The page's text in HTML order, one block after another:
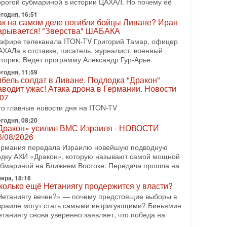
2026, 17:50
голос» Израиля: кто заберет его на этот
русскоязычных репатриантов не раз кардинально
политический ландшафт Израиля. Достаточно
взлет партии «Исраэль ба-алия», когда
2026, 17:00
закрытых дверей: о чём на самом деле
Трамп и Нетаньяху?
визит премьер-министра Израиля Биньямина
в США и его встреча с Дональдом Трампом
больше вопросов, чем ответов. Полная
07-2026, 15:18
готовит покушение на Нетаниягу! Трамп не
эскалации, но КСИР готовит взрыв!
телеканала ITON-TV СЕРГЕЙ МИГДАЛЬ,
по вопросам безопасности, офицер запаса
управления полиции Израиля, автор
07-2026, 09:02
за разоружение ХАМАСа - НОВОСТИ
07/2026
президент США Дональд Трамп заявил о
16:51
на самом деле погибли бойцы Ливане? Иран
"Зверства" ШАБАКА
телеканала ITON-TV Григорий Тамар, офицер
в отставке, писатель, журналист, военный
Ведет программу Александр Гур-Арье.
11:59
солдат в Ливане. Подлодка "Дракон"
ужас! Атака дрона в Германии. Новости
главные новости дня на ITON-TV
08:20
усилил ВМС Израиля - НОВОСТИ
08/2026
передала Израилю новейшую подводную
АХИ «Дракон», которую называют самой мощной
на Ближнем Востоке. Передача прошла на
18:16
ещё Нетаниягу продержится у власти?
вечен?» — почему предстоящие выборы в
могут стать самыми интригующими? Биньямин
снова уверенно заявляет, что победа на